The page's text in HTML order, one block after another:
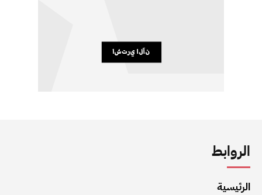
الروابط
الرئيسية